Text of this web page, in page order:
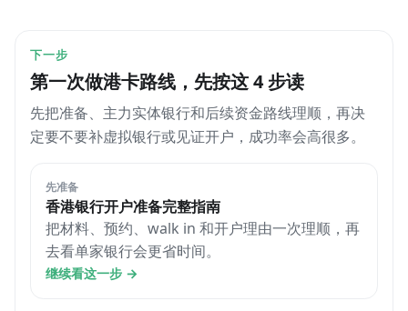
下一步
第一次做港卡路线，先按这 4 步读
先把准备、主力实体银行和后续资金路线理顺，再决
定要不要补虚拟银行或见证开户，成功率会高很多。
先准备
香港银行开户准备完整指南
把材料、预约、walk in 和开户理由一次理顺，再
去看单家银行会更省时间。
继续看这一步 →